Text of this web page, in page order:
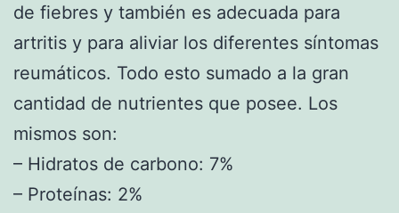
de fiebres y también es adecuada para
artritis y para aliviar los diferentes síntomas
reumáticos. Todo esto sumado a la gran
cantidad de nutrientes que posee. Los
mismos son:
– Hidratos de carbono: 7%
– Proteínas: 2%